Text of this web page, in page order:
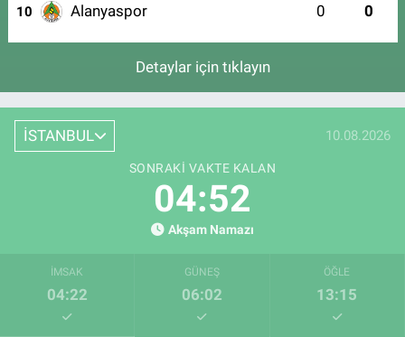
10 Alanyaspor 0 0
Detaylar için tıklayın
İSTANBUL 10.08.2026
SONRAKI VAKTE KALAN
04:51
Akşam Namazı
İMSAK
04:22
GÜNEŞ
06:02
ÖĞLE
13:15